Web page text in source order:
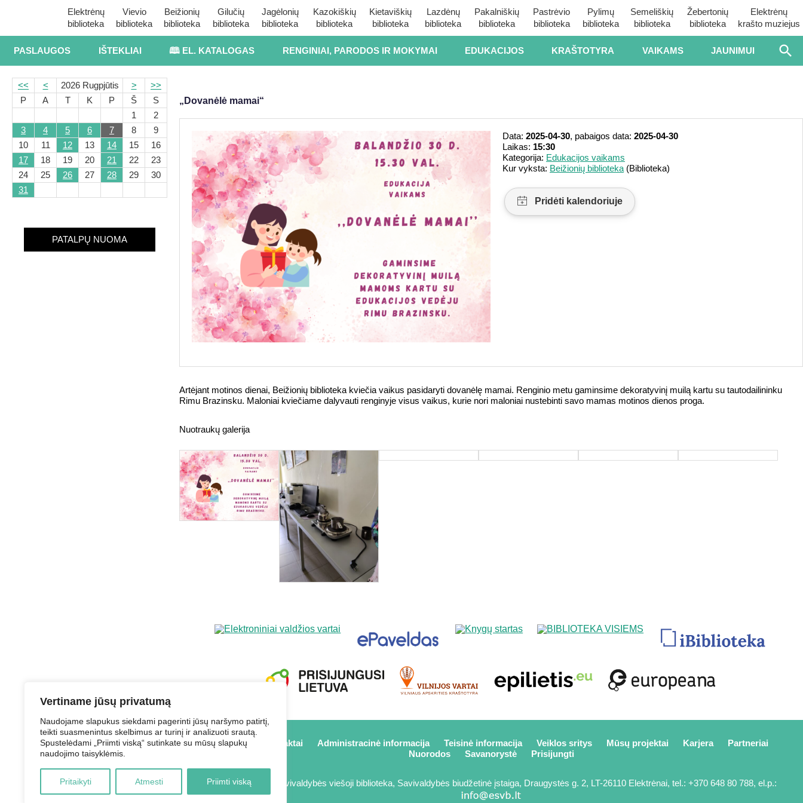
Vertiname jūsų privatumą
Naudojame slapukus siekdami pagerinti jūsų naršymo patirtį,
teikti suasmenintus skelbimus ar turinį ir analizuoti srautą.
Spustelėdami „Priimti viską“ sutinkate su mūsų slapukų
naudojimo taisyklėmis.
Pritaikyti Atmesti Priimti viską
Elektrėnų
biblioteka
Vievio
biblioteka
Beižionių
biblioteka
Gilučių
biblioteka
Jagėlonių
biblioteka
Kazokiškių
biblioteka
Kietaviškių
biblioteka
Lazdėnų
biblioteka
Pakalniškių
biblioteka
Pastrėvio
biblioteka
Pylimų
biblioteka
Semeliškių
biblioteka
Žebertonių
biblioteka
Elektrėnų
krašto muziejus
PASLAUGOS IŠTEKLIAI 🕮 EL. KATALOGAS RENGINIAI, PARODOS IR MOKYMAI EDUKACIJOS KRAŠTOTYRA VAIKAMS JAUNIMUI
<< < 2026 Rugpjūtis >
>>
P
A T K P Š
S
1
2
3
4 5 6 7 8
9
10
11 12 13 14 15
16
17
18 19 20 21 22
23
24
25 26 27 28 29
30
31
PATALPŲ NUOMA
„Dovanėlė mamai“
Data: 2025-04-30, pabaigos data: 2025-04-30
Laikas: 15:30
Kategorija: Edukacijos vaikams
Kur vyksta: Beižionių biblioteka (Biblioteka)
Artėjant motinos dienai, Beižionių biblioteka kviečia vaikus pasidaryti dovanėlę mamai. Renginio metu gaminsime dekoratyvinį muilą kartu su tautodailininku
Rimu Brazinsku. Maloniai kviečiame dalyvauti renginyje visus vaikus, kurie nori maloniai nustebinti savo mamas motinos dienos proga.
Nuotraukų galerija
Struktūra ir kontaktai Administracinė informacija Teisinė informacija Veiklos sritys Mūsų projektai Karjera
Partneriai
Nuorodos
Savanorystė Prisijungti
2026 © Elektrėnų savivaldybės viešoji biblioteka, Savivaldybės biudžetinė įstaiga, Draugystės g. 2, LT-26110 Elektrėnai, tel.: +370 648 80 788, el.p.: